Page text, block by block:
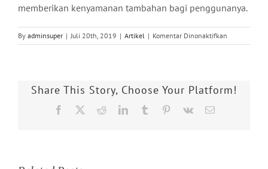
memberikan kenyamanan tambahan bagi penggunanya.
By adminsuper | Juli 20th, 2019 | Artikel | Komentar Dinonaktifkan
Safety
Mobil
Share This Story, Choose Your Platform!
Facebook RedditLinkedInTumblr Pinterest
Vk Email